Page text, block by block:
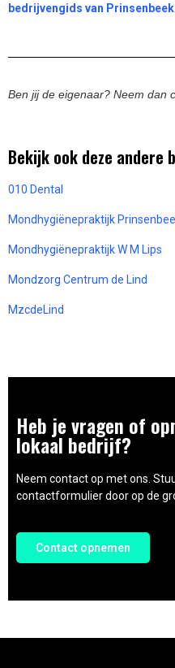
bedrijvengids van Prinsenbeek
Ben jij de eigenaar? Neem dan
Bekijk ook deze andere
010 Dental
Mondhygiënepraktijk
Mondhygiënepraktijk W M Lips
Mondzorg Centrum de Lind
MzcdeLind
Heb je vragen of
lokaal bedrijf?
Neem contact op met ons.
contactformulier door op de
Contact opnemen